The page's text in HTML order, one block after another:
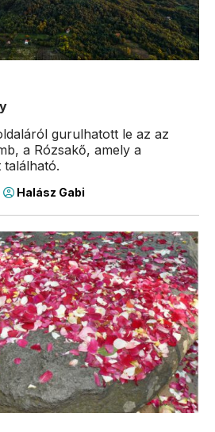
gurulhatott le az az
a Rózsakő, amely a
található.
Halász Gabi